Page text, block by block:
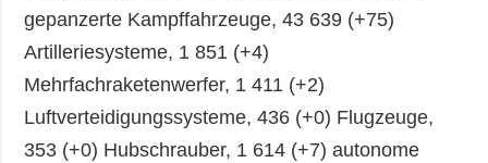
gepanzerte Kampffahrzeuge, 43 639 (+75)
Artilleriesysteme, 1 851 (+4)
Mehrfachraketenwerfer, 1 411 (+2)
Luftverteidigungssysteme, 436 (+0) Flugzeuge,
353 (+0) Hubschrauber, 1 614 (+7) autonome